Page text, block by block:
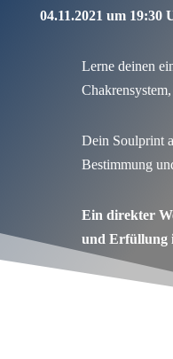
04.11.2021 um 19:30
Lerne deinen
Dein Soulprint
Bestimmung
Ein direkter
und Erfüllung